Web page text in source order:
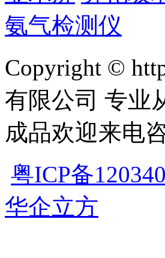
氨气检测仪
Copyright ©
有限公司 专业
成品欢迎来电
粤ICP备
华企立方